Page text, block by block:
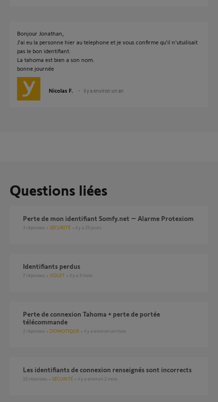
Bonjour Jonathan,
J'ai eu la personne hier au telephone et je vous confirme qu'il n'utuilisait
pas le bon identifiant.
La tahoma est bien a son nom.
bonne journée
Nicolas F. il y a environ un an
Questions liées
Perte de mon identifiant Somfy.net – Alarme Protexiom
3 réponses SÉCURITÉ il y a 29 jours
Identifiants perdus
7 réponses VOLET il y a 3 mois
perte de connexion Tahoma + perte de portée
télécommande
2 réponses DOMOTIQUE il y a environ un mois
Les identifiants de connexion renseignés sont incorrects
10 réponses SÉCURITÉ il y a environ 2 mois